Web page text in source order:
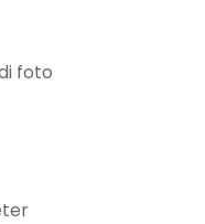
foto